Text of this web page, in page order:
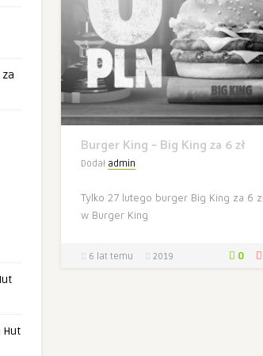
Hut
Burger King – Big King za 6 zł
Dodał admin
Tylko 27 lutego burger Big King za 6
w Burger King
6 lat temu 2019 0